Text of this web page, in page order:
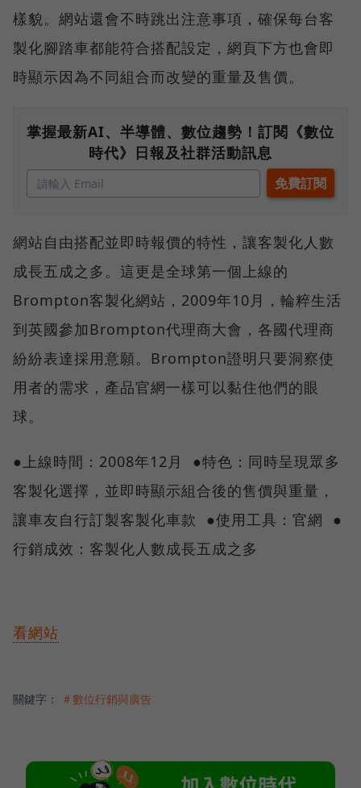
樣貌。網站還會不時跳出注意事項，確保每台客
製化腳踏車都能符合搭配設定，網頁下方也會即
時顯示因為不同組合而改變的重量及售價。
掌握最新AI、半導體、數位趨勢！訂閱《數位
時代》日報及社群活動訊息
網站自由搭配並即時報價的特性，讓客製化人數
成長五成之多。這更是全球第一個上線的
Brompton客製化網站，2009年10月，輪粹生活
到英國參加Brompton代理商大會，各國代理商
紛紛表達採用意願。Brompton證明只要洞察使
用者的需求，產品官網一樣可以黏住他們的眼
球。
●上線時間：2008年12月 ●特色：同時呈現眾多
客製化選擇，並即時顯示組合後的售價與重量，
讓車友自行訂製客製化車款 ●使用工具：官網 ●
行銷成效：客製化人數成長五成之多
看網站
關鍵字： ＃數位行銷與廣告